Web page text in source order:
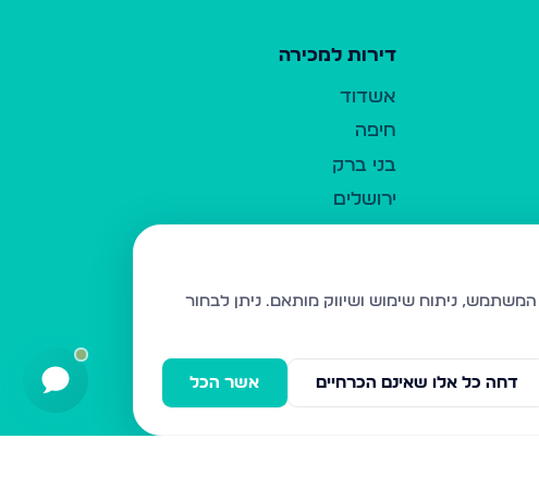
דירות למכירה
אשדוד
חיפה
בני ברק
ירושלים
בית שמש
ביתר עילית
ניתן לבחור
אשר הכל דחה כל אלו שאינם הכרחיים